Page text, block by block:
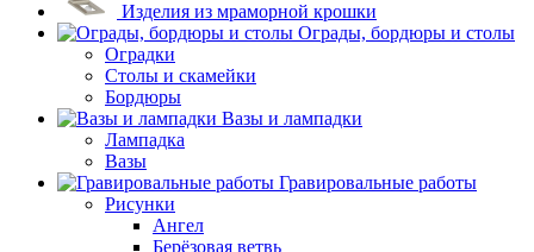
Изделия из мраморной крошки
Ограды, бордюры и столы
Оградки
Столы и скамейки
Бордюры
Вазы и лампадки
Лампадка
Вазы
Гравировальные работы
Рисунки
Ангел
Берёзовая ветвь